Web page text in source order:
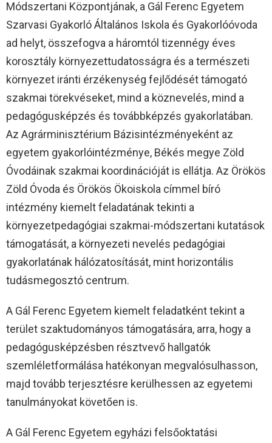
Módszertani Központjának, a Gál Ferenc Egyetem
Szarvasi Gyakorló Általános Iskola és Gyakorlóóvoda
ad helyt, összefogva a háromtól tizennégy éves
korosztály környezettudatosságra és a természeti
környezet iránti érzékenység fejlődését támogató
szakmai törekvéseket, mind a köznevelés, mind a
pedagógusképzés és továbbképzés gyakorlatában.
Az Agrárminisztérium Bázisintézményeként az
egyetem gyakorlóintézménye, Békés megye Zöld
Óvodáinak szakmai koordinációját is ellátja. Az Örökös
Zöld Óvoda és Örökös Ökoiskola címmel bíró
intézmény kiemelt feladatának tekinti a
környezetpedagógiai szakmai-módszertani kutatások
támogatását, a környezeti nevelés pedagógiai
gyakorlatának hálózatosítását, mint horizontális
tudásmegosztó centrum.
A Gál Ferenc Egyetem kiemelt feladatként tekint a
terület szaktudományos támogatására, arra, hogy a
pedagógusképzésben résztvevő hallgatók
szemléletformálása hatékonyan megvalósulhasson,
majd tovább terjesztésre kerülhessen az egyetemi
tanulmányokat követően is.
A Gál Ferenc Egyetem egyházi felsőoktatási